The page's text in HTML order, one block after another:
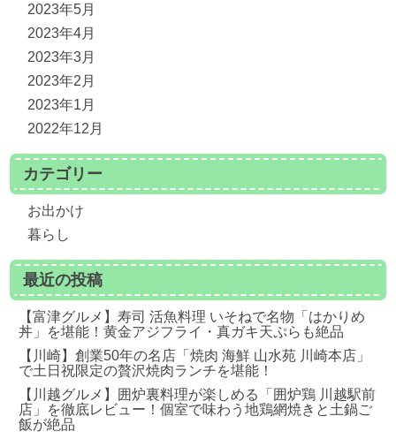
2023年5月
2023年4月
2023年3月
2023年2月
2023年1月
2022年12月
カテゴリー
お出かけ
暮らし
最近の投稿
【富津グルメ】寿司 活魚料理 いそねで名物「はかりめ
丼」を堪能！黄金アジフライ・真ガキ天ぷらも絶品
【川崎】創業50年の名店「焼肉 海鮮 山水苑 川崎本店」
で土日祝限定の贅沢焼肉ランチを堪能！
【川越グルメ】囲炉裏料理が楽しめる「囲炉鶏 川越駅前
店」を徹底レビュー！個室で味わう地鶏網焼きと土鍋ご
飯が絶品